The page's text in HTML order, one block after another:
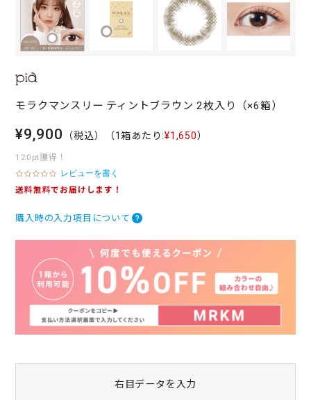
モラクマンスリー ティントブラウン 2枚入り（×6箱）
¥9,900 （税込） （1箱あたり:¥1,650）
120pt獲得！
0
.
t
r
t
n
g
レビューを書く
送料無料でお届けします！
購入時の入力項目について
右目データを入力